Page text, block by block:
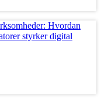
Hvordan
styrker digital